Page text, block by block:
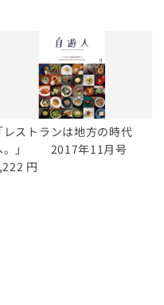
「レストランは地方の時代
。」 2017年11月号
円